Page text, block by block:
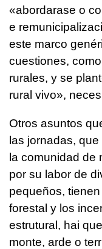
«abordarase o
e
este marco
cuestiones,
rurales, y se
rural vivo»,
Otros asuntos
las jornadas,
la comunidad de
por su labor de
pequeños,
forestal y los
estrutural, hai
monte, arde o